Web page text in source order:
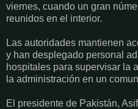
viernes, cuando un gran
reunidos en el interior.
Las autoridades mantienen
y han desplegado personal
hospitales para supervisar la
la administración en un
El presidente de Pakistán,